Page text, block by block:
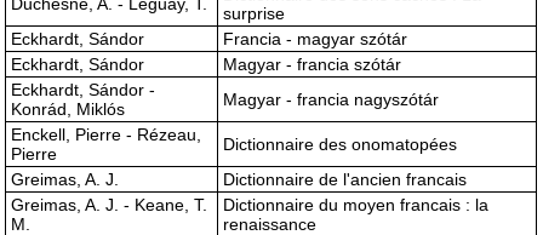
surprise
Eckhardt, Sándor
Francia - magyar szótár
Eckhardt, Sándor
Magyar - francia szótár
Eckhardt, Sándor -
Konrád, Miklós
Magyar - francia nagyszótár
Enckell, Pierre - Rézeau,
Pierre
Dictionnaire des onomatopées
Greimas, A. J.
Dictionnaire de l'ancien francais
Greimas, A. J. - Keane, T.
M.
Dictionnaire du moyen francais : la
renaissance